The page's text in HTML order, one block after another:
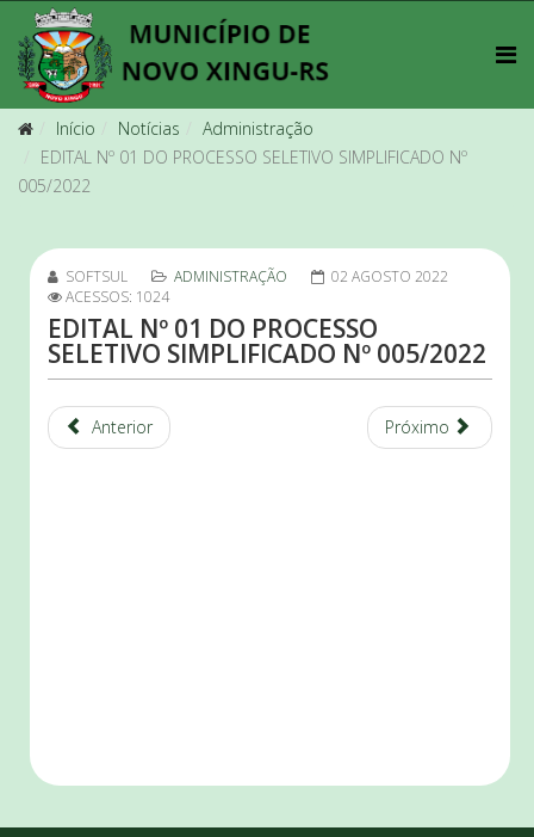
Início Notícias
Administração
EDITAL Nº 01 DO PROCESSO SELETIVO SIMPLIFICADO Nº
005/2022
SOFTSUL ADMINISTRAÇÃO
02 AGOSTO 2022
ACESSOS: 1024
EDITAL Nº 01 DO PROCESSO
SELETIVO SIMPLIFICADO Nº 005/2022
Anterior Próximo